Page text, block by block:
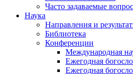
Часто задаваемые
Наука
Направления и
Библиотека
Конференции
Международная
Ежегодная
Ежегодная